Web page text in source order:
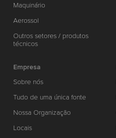
Maquinário
Aerossol
Outros setores / produtos
técnicos
Empresa
Sobre nós
Tudo de uma única fonte
Nossa Organização
Locais